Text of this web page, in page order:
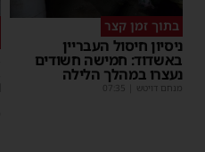
בתוך זמן קצר
ניסיון חיסול העבריין
באשדוד: חמישה חשודים
נעצרו במהלך הלילה
מנחם דויטש 07:35